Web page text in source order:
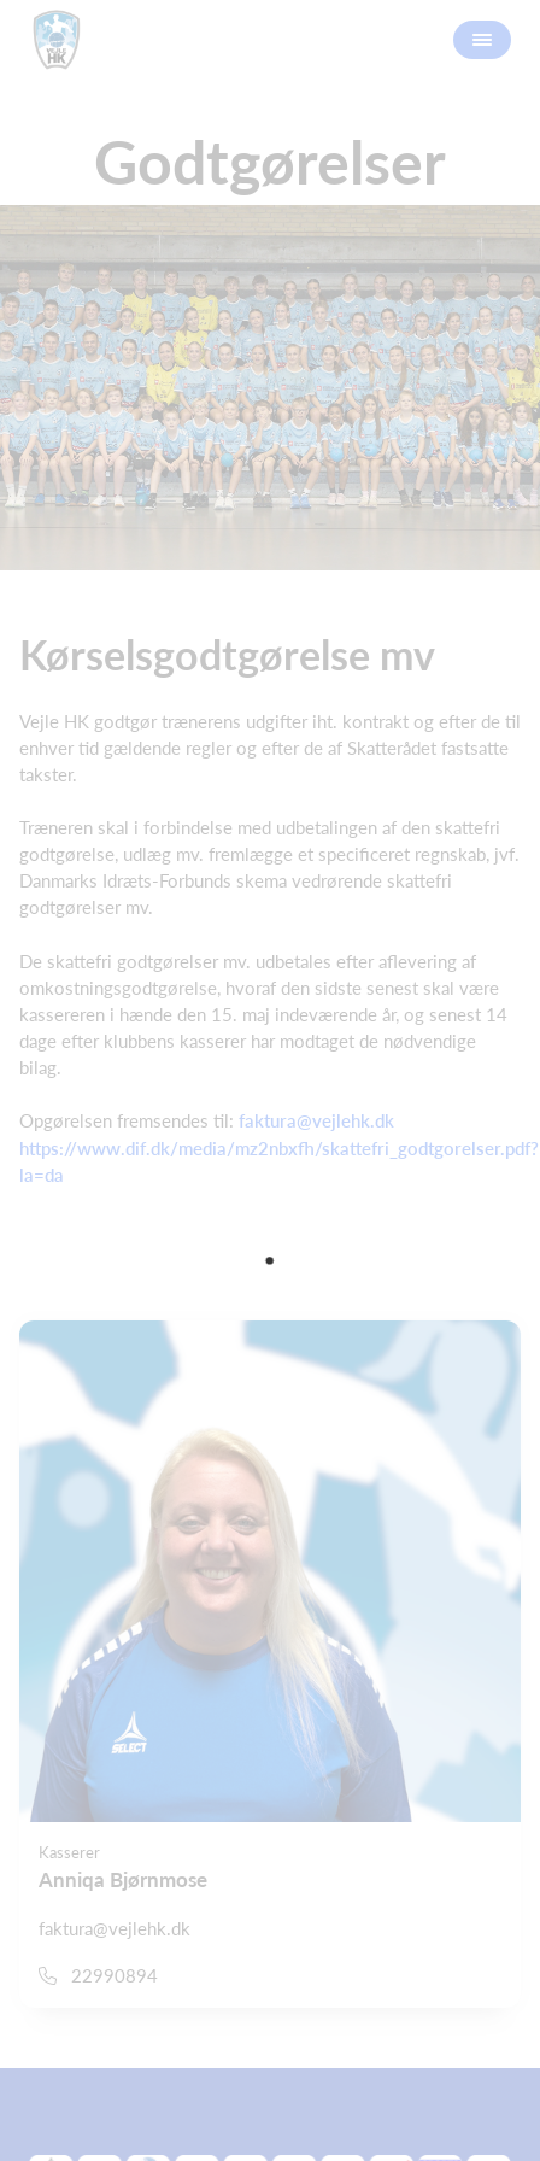
Godtgørelser
Kørselsgodtgørelse mv
Vejle HK godtgør trænerens udgifter iht. kontrakt og efter de til
enhver tid gældende regler og efter de af Skatterådet fastsatte
takster.
Træneren skal i forbindelse med udbetalingen af den skattefri
godtgørelse, udlæg mv. fremlægge et specificeret regnskab, jvf.
Danmarks Idræts-Forbunds skema vedrørende skattefri
godtgørelser mv.
De skattefri godtgørelser mv. udbetales efter aflevering af
omkostningsgodtgørelse, hvoraf den sidste senest skal være
kassereren i hænde den 15. maj indeværende år, og senest 14
dage efter klubbens kasserer har modtaget de nødvendige
bilag.
Opgørelsen fremsendes til: faktura@vejlehk.dk
https://www.dif.dk/media/mz2nbxfh/skattefri_godtgorelser.pdf?
la=da
Kasserer
Anniqa Bjørnmose
faktura@vejlehk.dk
22990894